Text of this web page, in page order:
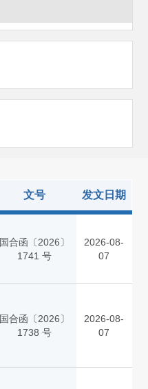
文号 发文日期
国合函〔2026〕
1741 号
2026-08-
07
国合函〔2026〕
1738 号
2026-08-
07